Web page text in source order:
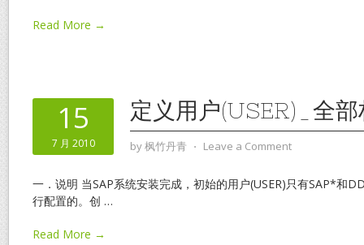
Read More →
15
7 月 2010
定义用户(USER)_全部
by枫竹丹青 ⋅ Leave a Comment
一．说明 当SAP系统安装完成，初始的用户(USER)只有SAP*和
行配置的。创 …
Read More →